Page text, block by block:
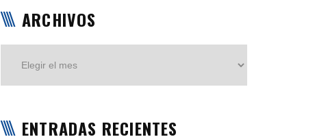
ARCHIVOS
ENTRADAS RECIENTES